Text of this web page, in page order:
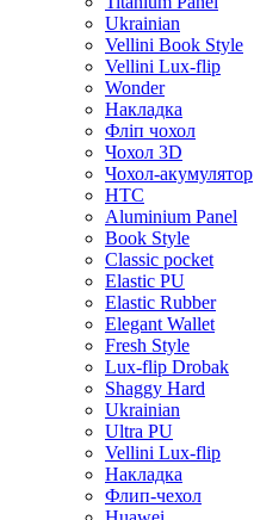
Ukrainian
Vellini Book Style
Vellini Lux-flip
Wonder
Накладка
Фліп чохол
Чохол 3D
Чохол-акумулятор
HTC
Aluminium Panel
Book Style
Classic pocket
Elastic PU
Elastic Rubber
Elegant Wallet
Fresh Style
Lux-flip Drobak
Shaggy Hard
Ukrainian
Ultra PU
Vellini Lux-flip
Накладка
Флип-чехол